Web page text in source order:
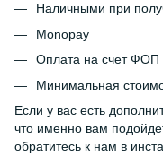
Наличными при
Monopay
Оплата на счет ФОП
Минимальная
Если у вас есть
что именно вам
обратитесь к нам в